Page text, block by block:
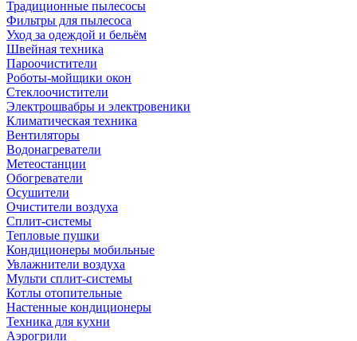
Традиционные пылесосы
Фильтры для пылесоса
Уход за одеждой и бельём
Швейная техника
Пароочистители
Роботы-мойщики окон
Стеклоочистители
Электрошвабры и электровеники
Климатическая техника
Вентиляторы
Водонагреватели
Метеостанции
Обогреватели
Осушители
Очистители воздуха
Сплит-системы
Тепловые пушки
Кондиционеры мобильные
Увлажнители воздуха
Мульти сплит-системы
Котлы отопительные
Настенные кондиционеры
Техника для кухни
Аэрогрили